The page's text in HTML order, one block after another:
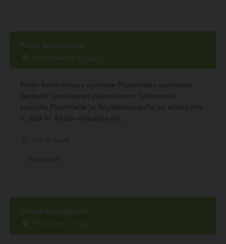
Pisan koirapuisto
Vanha Pisantie 11, Espoo
Pisan koira-aitaus sijaitsee Pisanmäen puistossa
keskellä Latokasken peltoaluetta. Lähimmille
kaduille Pisantielle ja Nöykkiönkadulle on etäisyyttä
n. 500 m. Koira-aitauksia on...
Olarin koirapuisto
Ylismäentie 2, Espoo